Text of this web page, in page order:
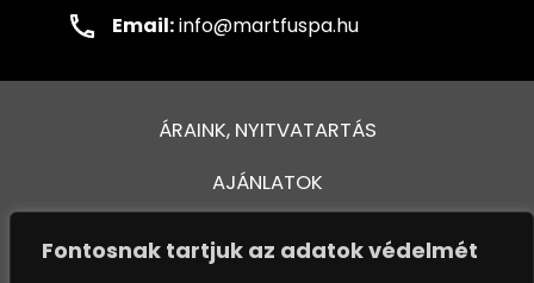
Fontosnak tartjuk az adatok védelmét
Email:info@martfuspa.hu
ÁRAINK, NYITVATARTÁS
AJÁNLATOK